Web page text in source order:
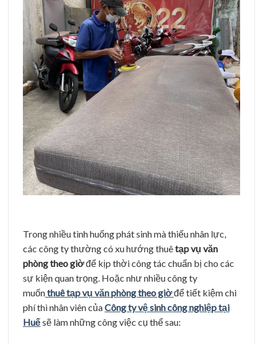
Trong nhiều tình huống phát sinh mà thiếu nhân lực,
các công ty thường có xu hướng thuêtạp vụ văn
phòng theo giờđể kịp thời công tác chuẩn bị cho các
sự kiện quan trọng. Hoặc như nhiều công ty
muốnthuê tạp vụ văn phòng theo giờđể tiết kiệm chi
phí thì nhân viên củaCông ty vệ sinh công nghiệp tại
Huếsẽ làm những công việc cụ thể sau: